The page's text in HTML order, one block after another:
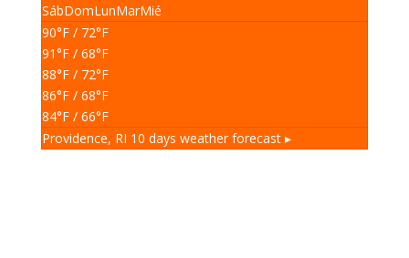
SábDomLunMarMié
90°F/ 72°F
91°F/ 68°F
88°F/ 72°F
86°F/ 68°F
84°F/ 66°F
Providence, RI 10 days weather forecast ▸